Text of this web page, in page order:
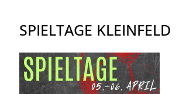
SPIELTAGE KLEINFELD